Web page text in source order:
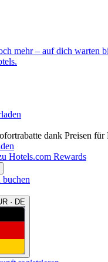
mehr – auf dich warten
dank Preisen
Hotels.com Rewards
buchen
· DE